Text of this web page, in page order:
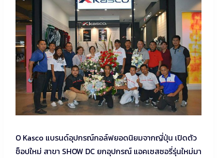
O Kasco แบรนด์อุปกรณ์กอล์ฟยอดนิยมจากญี่ปุ่น เปิดตัว
ช็อปใหม่ สาขา SHOW DC ยกอุปกรณ์ แอคเซสซอรี่รุ่นใหม่มา